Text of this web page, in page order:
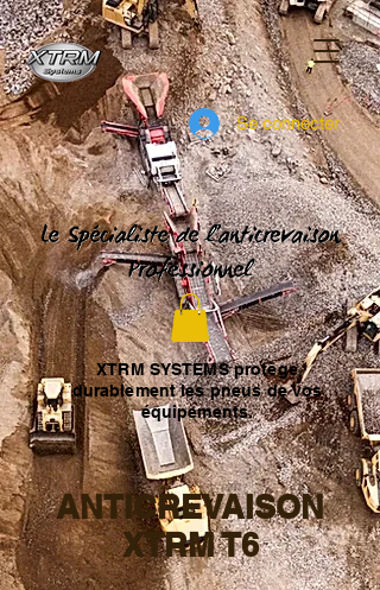
Se connecter
XTRM SYSTEMS protège
durablement les pneus de vos
équipements.
ANTICREVAISON
XTRM T6